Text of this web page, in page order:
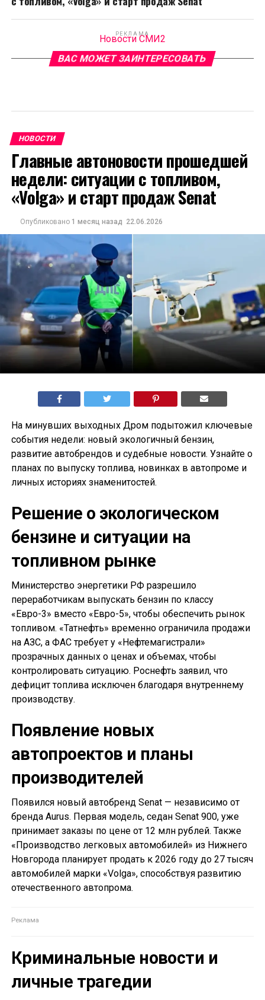
РЕКЛАМА
Новости СМИ2
ВАС МОЖЕТ ЗАИНТЕРЕСОВАТЬ
НОВОСТИ
Главные автоновости прошедшей
недели: ситуации с топливом,
«Volga» и старт продаж Senat
Опубликовано 1 месяц назад 22.06.2026
На минувших выходных Дром подытожил ключевые
события недели: новый экологичный бензин,
развитие автобрендов и судебные новости. Узнайте о
планах по выпуску топлива, новинках в автопроме и
личных историях знаменитостей.
Решение о экологическом
бензине и ситуации на
топливном рынке
Министерство энергетики РФ разрешило
переработчикам выпускать бензин по классу
«Евро-3» вместо «Евро-5», чтобы обеспечить рынок
топливом. «Татнефть» временно ограничила продажи
на АЗС, а ФАС требует у «Нефтемагистрали»
прозрачных данных о ценах и объемах, чтобы
контролировать ситуацию. Роснефть заявил, что
дефицит топлива исключен благодаря внутреннему
производству.
Появление новых
автопроектов и планы
производителей
Появился новый автобренд Senat — независимо от
бренда Aurus. Первая модель, седан Senat 900, уже
принимает заказы по цене от 12 млн рублей. Также
«Производство легковых автомобилей» из Нижнего
Новгорода планирует продать к 2026 году до 27 тысяч
автомобилей марки «Volga», способствуя развитию
отечественного автопрома.
Криминальные новости и
личные трагедии